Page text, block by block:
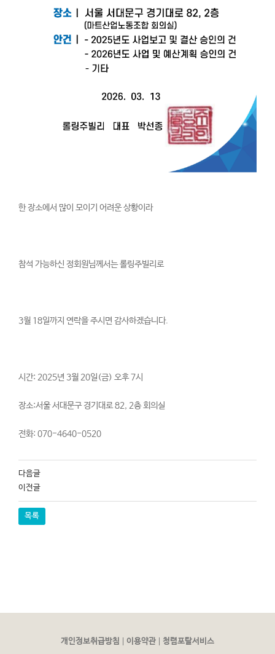
한 장소에서 많이 모이기 어려운 상황이라
참석 가능하신 정회원님께서는 롤링주빌리로
3월 18일까지 연락을 주시면 감사하겠습니다.
시간: 2025년 3월 20일(금) 오후 7시
장소:서울 서대문구 경기대로 82, 2층 회의실
전화: 070-4640-0520
다음글
이전글
목록
개인정보취급방침 이용약관 청렴포탈서비스